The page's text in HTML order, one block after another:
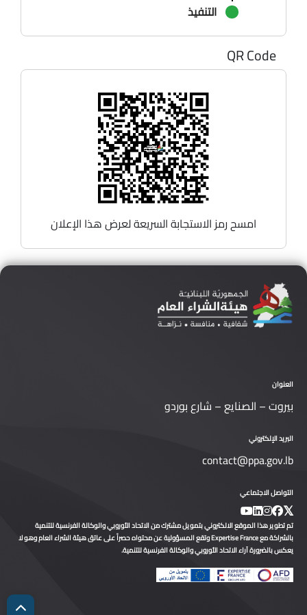
التنفيذ
QR Code
امسح رمز الاستجابة السريعة لعرض هذا الإعلان
العنوان
بيروت – الصنايع – شارع بوردو
البريد الإلكتروني
contact@ppa.gov.lb
التواصل الاجتماعي
تم تطوير هذا الموقع الالكتروني بتمويل مشترك من الاتحاد الأوروبي والوكالة الفرنسية للتنمية
بالشراكة مع Expertise France وتقع المسؤولية عن محتواه حصراً على عاتق هيئة الشراء العام وهو لا
يعكس بالضرورة آراء الاتحاد الأوروبي والوكالة الفرنسية للتنمية.